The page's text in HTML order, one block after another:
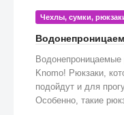
Чехлы, сумки,
Водонепроницаемые
Knomo! Рюкзаки,
подойдут и для
Особенно, такие